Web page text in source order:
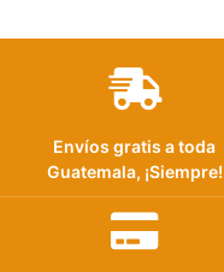
Envíos gratis a toda
Guatemala, ¡Siempre!